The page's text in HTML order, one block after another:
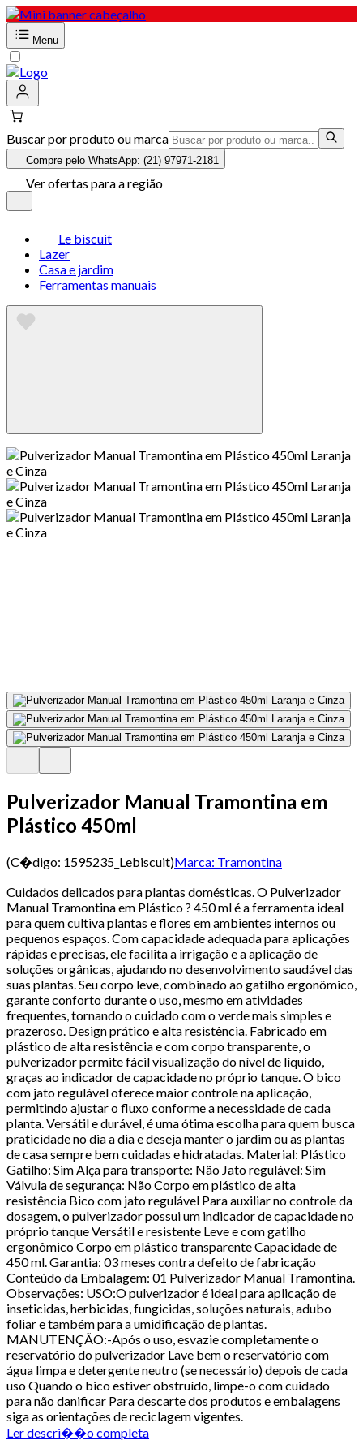
Menu
Buscar por produto ou marca
Compre pelo WhatsApp: (21) 97971-2181
Ver ofertas para a região
Le biscuit
Lazer
Casa e jardim
Ferramentas manuais
Pulverizador Manual Tramontina em
Plástico 450ml
(C�digo: 1595235_Lebiscuit)Marca: Tramontina
Cuidados delicados para plantas domésticas. O Pulverizador
Manual Tramontina em Plástico ? 450 ml é a ferramenta ideal
para quem cultiva plantas e flores em ambientes internos ou
pequenos espaços. Com capacidade adequada para aplicações
rápidas e precisas, ele facilita a irrigação e a aplicação de
soluções orgânicas, ajudando no desenvolvimento saudável das
suas plantas. Seu corpo leve, combinado ao gatilho ergonômico,
garante conforto durante o uso, mesmo em atividades
frequentes, tornando o cuidado com o verde mais simples e
prazeroso. Design prático e alta resistência. Fabricado em
plástico de alta resistência e com corpo transparente, o
pulverizador permite fácil visualização do nível de líquido,
graças ao indicador de capacidade no próprio tanque. O bico
com jato regulável oferece maior controle na aplicação,
permitindo ajustar o fluxo conforme a necessidade de cada
planta. Versátil e durável, é uma ótima escolha para quem busca
praticidade no dia a dia e deseja manter o jardim ou as plantas
de casa sempre bem cuidadas e hidratadas. Material: Plástico
Gatilho: Sim Alça para transporte: Não Jato regulável: Sim
Válvula de segurança: Não Corpo em plástico de alta
resistência Bico com jato regulável Para auxiliar no controle da
dosagem, o pulverizador possui um indicador de capacidade no
próprio tanque Versátil e resistente Leve e com gatilho
ergonômico Corpo em plástico transparente Capacidade de
450 ml. Garantia: 03 meses contra defeito de fabricação
Conteúdo da Embalagem: 01 Pulverizador Manual Tramontina.
Observações: USO:O pulverizador é ideal para aplicação de
inseticidas, herbicidas, fungicidas, soluções naturais, adubo
foliar e também para a umidificação de plantas.
MANUTENÇÃO:-Após o uso, esvazie completamente o
reservatório do pulverizador Lave bem o reservatório com
água limpa e detergente neutro (se necessário) depois de cada
uso Quando o bico estiver obstruído, limpe-o com cuidado
para não danificar Para descarte dos produtos e embalagens
siga as orientações de reciclagem vigentes.
Ler descri��o completa